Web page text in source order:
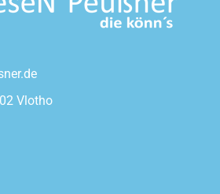
Vlotho